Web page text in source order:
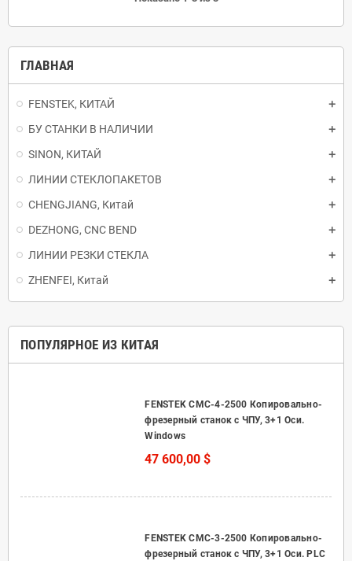
ГЛАВНАЯ
FENSTEK, КИТАЙ
БУ СТАНКИ В НАЛИЧИИ
SINON, КИТАЙ
ЛИНИИ СТЕКЛОПАКЕТОВ
CHENGJIANG, Китай
DEZHONG, CNC BEND
ЛИНИИ РЕЗКИ СТЕКЛА
ZHENFEI, Китай
ПОПУЛЯРНОЕ ИЗ КИТАЯ
FENSTEK CMC-4-2500 Копировально-
фрезерный станок с ЧПУ, 3+1 Оси.
Windows
47 600,00 $
FENSTEK CMC-3-2500 Копировально-
фрезерный станок с ЧПУ, 3+1 Оси. PLC